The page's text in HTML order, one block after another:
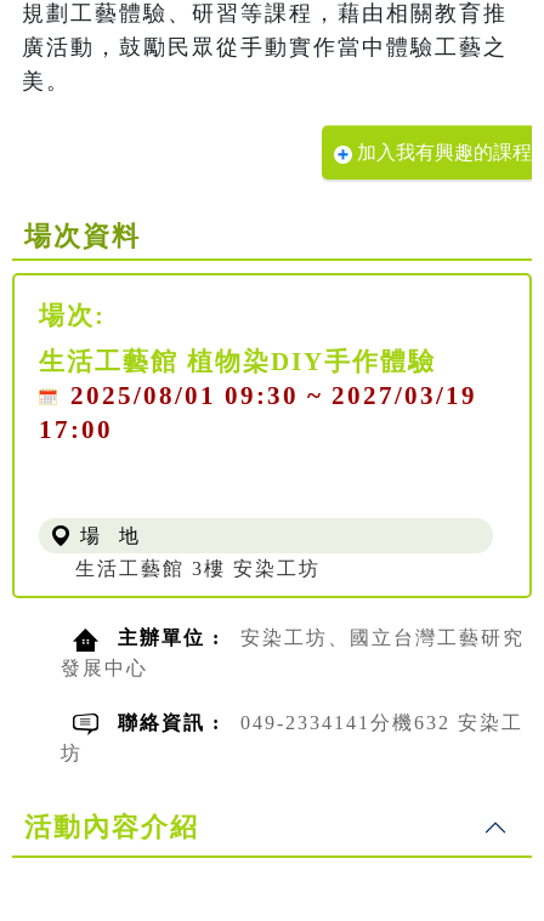
規劃工藝體驗、研習等課程，藉由相關教育推
廣活動，鼓勵民眾從手動實作當中體驗工藝之
美。
加入我有興趣的課程
場次資料
場次:
生活工藝館 植物染DIY手作體驗
2025/08/01 09:30 ~ 2027/03/19
17:00
場 地
生活工藝館 3樓 安染工坊
主辦單位 :
安染工坊、國立台灣工藝研究
發展中心
聯絡資訊 :
049-2334141分機632 安染工
坊
活動內容介紹